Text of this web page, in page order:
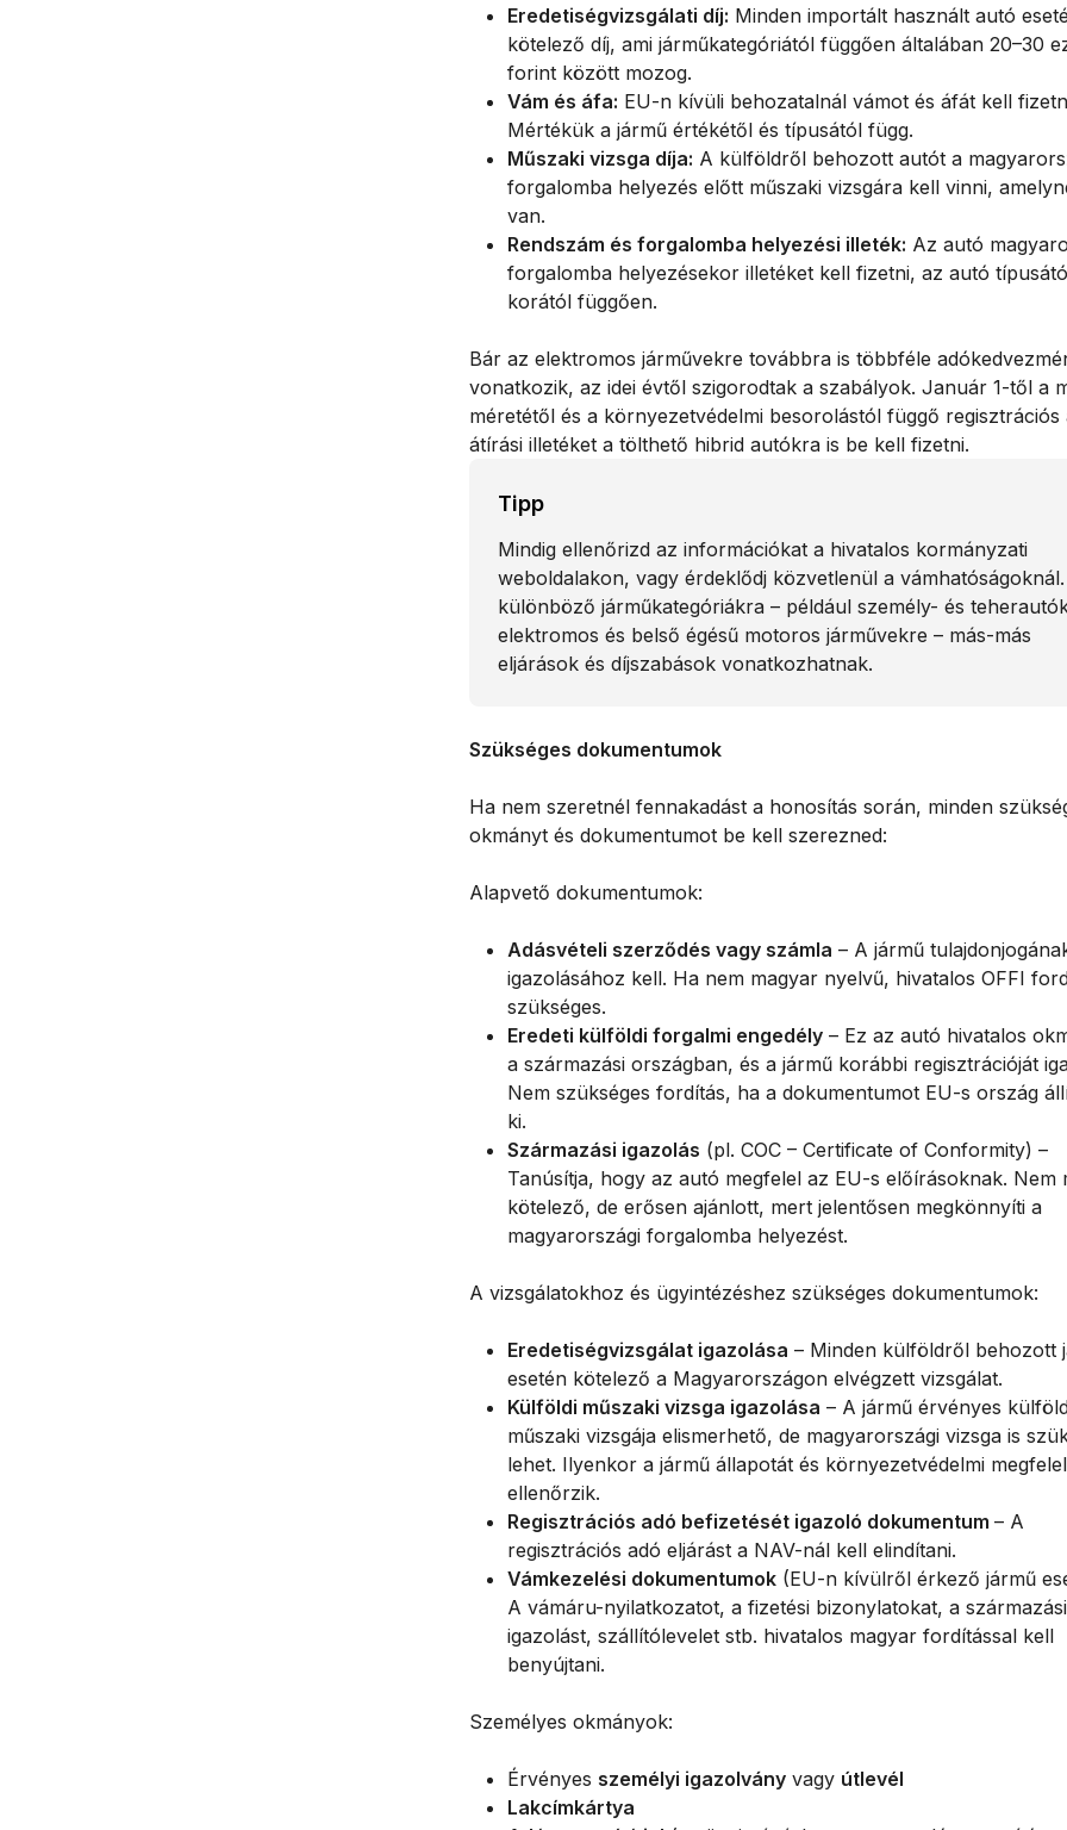
Eredetiségvizsgálati díj: Minden importált használt autó
kötelező díj, ami járműkategóriától függően általában 20–30
forint között mozog.
Vám és áfa: EU-n kívüli behozatalnál vámot és áfát kell
Mértékük a jármű értékétől és típusától függ.
Műszaki vizsga díja: A külföldről behozott autót a
forgalomba helyezés előtt műszaki vizsgára kell vinni,
van.
Rendszám és forgalomba helyezési illeték: Az autó
forgalomba helyezésekor illetéket kell fizetni, az autó
korától függően.
Bár az elektromos járművekre továbbra is többféle
vonatkozik, az idei évtől szigorodtak a szabályok. Január 1-től a
méretétől és a környezetvédelmi besorolástól függő regisztrációs
átírási illetéket a tölthető hibrid autókra is be kell fizetni.
Tipp
Mindig ellenőrizd az információkat a hivatalos kormányzati
weboldalakon, vagy érdeklődj közvetlenül a
különböző járműkategóriákra – például személy- és
elektromos és belső égésű motoros járművekre – más-más
eljárások és díjszabások vonatkozhatnak.
Szükséges dokumentumok
Ha nem szeretnél fennakadást a honosítás során, minden
okmányt és dokumentumot be kell szerezned:
Alapvető dokumentumok:
Adásvételi szerződés vagy számla – A jármű
igazolásához kell. Ha nem magyar nyelvű, hivatalos OFFI
szükséges.
Eredeti külföldi forgalmi engedély – Ez az autó hivatalos
a származási országban, és a jármű korábbi regisztrációját
Nem szükséges fordítás, ha a dokumentumot EU-s ország
ki.
Származási igazolás (pl. COC – Certificate of Conformity) –
Tanúsítja, hogy az autó megfelel az EU-s előírásoknak. Nem
kötelező, de erősen ajánlott, mert jelentősen megkönnyíti a
magyarországi forgalomba helyezést.
A vizsgálatokhoz és ügyintézéshez szükséges dokumentumok:
Eredetiségvizsgálat igazolása – Minden külföldről behozott
esetén kötelező a Magyarországon elvégzett vizsgálat.
Külföldi műszaki vizsga igazolása – A jármű érvényes
műszaki vizsgája elismerhető, de magyarországi vizsga is
lehet. Ilyenkor a jármű állapotát és környezetvédelmi
ellenőrzik.
Regisztrációs adó befizetését igazoló dokumentum – A
regisztrációs adó eljárást a NAV-nál kell elindítani.
Vámkezelési dokumentumok (EU-n kívülről érkező jármű
A vámáru-nyilatkozatot, a fizetési bizonylatokat, a származási
igazolást, szállítólevelet stb. hivatalos magyar fordítással kell
benyújtani.
Személyes okmányok:
Érvényes személyi igazolvány vagy útlevél
Lakcímkártya